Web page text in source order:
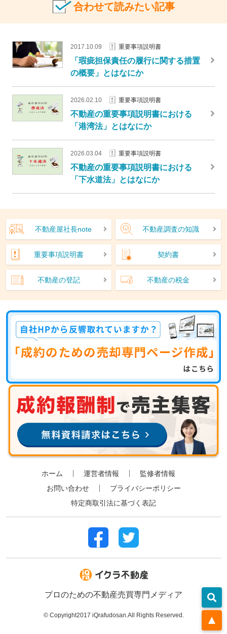
合わせて読みたい記事
2017.10.09 重要事項説明書
「瑕疵担保責任の履行に関する措置
の概要」とはなにか
2026.02.10 重要事項説明書
不動産の重要事項説明書における
「港湾法」とはなにか
2026.03.04 重要事項説明書
不動産の重要事項説明書における
「下水道法」とはなにか
不動産屋社長note 不動産調査の知識
重要事項説明書 契約書
不動産の登記 不動産の税金
ホーム 運営者情報 監修者情報
お問い合わせ プライバシーポリシー
特定商取引法に基づく表記
プロのための不動産売買専門メディア
©︎ Copyright2017 iQrafudosan.All Rights Reserved.